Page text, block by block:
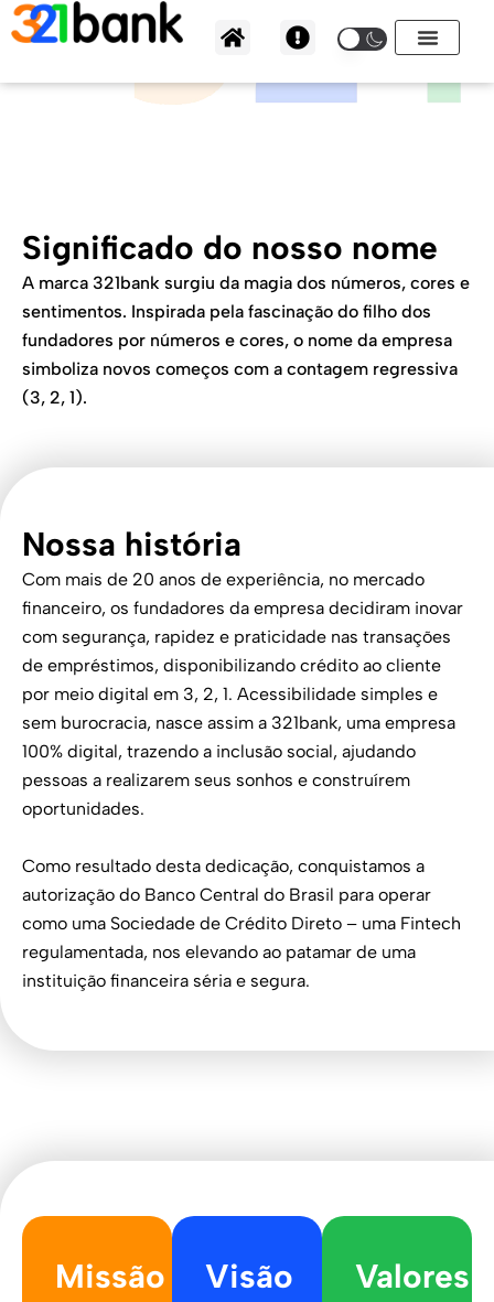
para
conteúdo
Significado do nosso nome
A marca 321bank surgiu da magia dos números, cores e
sentimentos. Inspirada pela fascinação do filho dos
fundadores por números e cores, o nome da empresa
simboliza novos começos com a contagem regressiva
(3, 2, 1).
Nossa história
Com mais de 20 anos de experiência, no mercado
financeiro, os fundadores da empresa decidiram inovar
com segurança, rapidez e praticidade nas transações
de empréstimos, disponibilizando crédito ao cliente
por meio digital em 3, 2, 1. Acessibilidade simples e
sem burocracia, nasce assim a 321bank, uma empresa
100% digital, trazendo a inclusão social, ajudando
pessoas a realizarem seus sonhos e construírem
oportunidades.
Como resultado desta dedicação, conquistamos a
autorização do Banco Central do Brasil para operar
como uma Sociedade de Crédito Direto – uma Fintech
regulamentada, nos elevando ao patamar de uma
instituição financeira séria e segura.
Missão Visão Valores